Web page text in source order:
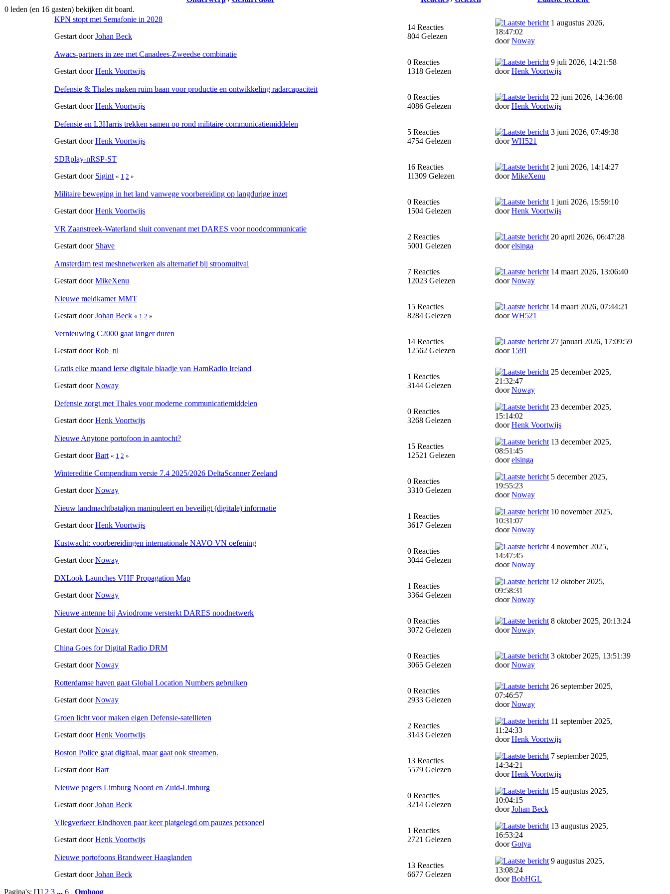
0 leden (en 16 gasten) bekijken dit board.
KPN stopt met Semafonie in 2028
Gestart doorJohan Beck
14 Reacties
804 Gelezen
1 augustus 2026,
18:47:02
doorNoway
Awacs-partners in zee met Canadees-Zweedse combinatie
Gestart doorHenk Voortwijs
0 Reacties
1318 Gelezen
9 juli 2026, 14:21:58
doorHenk Voortwijs
Defensie & Thales maken ruim baan voor productie en ontwikkeling radarcapaciteit
Gestart doorHenk Voortwijs
0 Reacties
4086 Gelezen
22 juni 2026, 14:36:08
doorHenk Voortwijs
Defensie en L3Harris trekken samen op rond militaire communicatiemiddelen
Gestart doorHenk Voortwijs
5 Reacties
4754 Gelezen
3 juni 2026, 07:49:38
doorWH521
SDRplay-nRSP-ST
Gestart door Sigint « 1 2 »
16 Reacties
11309 Gelezen
2 juni 2026, 14:14:27
doorMikeXenu
Militaire beweging in het land vanwege voorbereiding op langdurige inzet
Gestart doorHenk Voortwijs
0 Reacties
1504 Gelezen
1 juni 2026, 15:59:10
doorHenk Voortwijs
VR Zaanstreek-Waterland sluit convenant met DARES voor noodcommunicatie
Gestart door Shave
2 Reacties
5001 Gelezen
20 april 2026, 06:47:28
doorelsinga
Amsterdam test meshnetwerken als alternatief bij stroomuitval
Gestart doorMikeXenu
7 Reacties
12023 Gelezen
14 maart 2026, 13:06:40
doorNoway
Nieuwe meldkamer MMT
Gestart doorJohan Beck « 1 2 »
15 Reacties
8284 Gelezen
14 maart 2026, 07:44:21
doorWH521
Vernieuwing C2000 gaat langer duren
Gestart doorRob_nl
14 Reacties
12562 Gelezen
27 januari 2026, 17:09:59
door 1591
Gratis elke maand Ierse digitale blaadje van HamRadio Ireland
Gestart doorNoway
1 Reacties
3144 Gelezen
25 december 2025,
21:32:47
doorNoway
Defensie zorgt met Thales voor moderne communicatiemiddelen
Gestart doorHenk Voortwijs
0 Reacties
3268 Gelezen
23 december 2025,
15:14:02
doorHenk Voortwijs
Nieuwe Anytone portofoon in aantocht?
Gestart doorBart « 1 2 »
15 Reacties
12521 Gelezen
13 december 2025,
08:51:45
doorelsinga
Wintereditie Compendium versie 7.4 2025/2026 DeltaScanner Zeeland
Gestart doorNoway
0 Reacties
3310 Gelezen
5 december 2025,
19:55:23
doorNoway
Nieuw landmachtbataljon manipuleert en beveiligt (digitale) informatie
Gestart doorHenk Voortwijs
1 Reacties
3617 Gelezen
10 november 2025,
10:31:07
doorNoway
Kustwacht: voorbereidingen internationale NAVO VN oefening
Gestart doorNoway
0 Reacties
3044 Gelezen
4 november 2025,
14:47:45
doorNoway
DXLook Launches VHF Propagation Map
Gestart doorNoway
1 Reacties
3364 Gelezen
12 oktober 2025,
09:58:31
doorNoway
Nieuwe antenne bij Aviodrome versterkt DARES noodnetwerk
Gestart doorNoway
0 Reacties
3072 Gelezen
8 oktober 2025, 20:13:24
doorNoway
China Goes for Digital Radio DRM
Gestart doorNoway
0 Reacties
3065 Gelezen
3 oktober 2025, 13:51:39
doorNoway
Rotterdamse haven gaat Global Location Numbers gebruiken
Gestart doorNoway
0 Reacties
2933 Gelezen
26 september 2025,
07:46:57
doorNoway
Groen licht voor maken eigen Defensie-satellieten
Gestart doorHenk Voortwijs
2 Reacties
3143 Gelezen
11 september 2025,
11:24:33
doorHenk Voortwijs
Boston Police gaat digitaal, maar gaat ook streamen.
Gestart doorBart
13 Reacties
5579 Gelezen
7 september 2025,
14:34:21
doorHenk Voortwijs
Nieuwe pagers Limburg Noord en Zuid-Limburg
Gestart doorJohan Beck
0 Reacties
3214 Gelezen
15 augustus 2025,
10:04:15
doorJohan Beck
Vliegverkeer Eindhoven paar keer platgelegd om pauzes personeel
Gestart doorHenk Voortwijs
1 Reacties
2721 Gelezen
13 augustus 2025,
16:53:24
doorGotya
Nieuwe portofoons Brandweer Haaglanden
Gestart doorJohan Beck
13 Reacties
6677 Gelezen
9 augustus 2025,
13:08:24
doorBobHGL
Pagina's: [1] 2 3 ... 6 Omhoog